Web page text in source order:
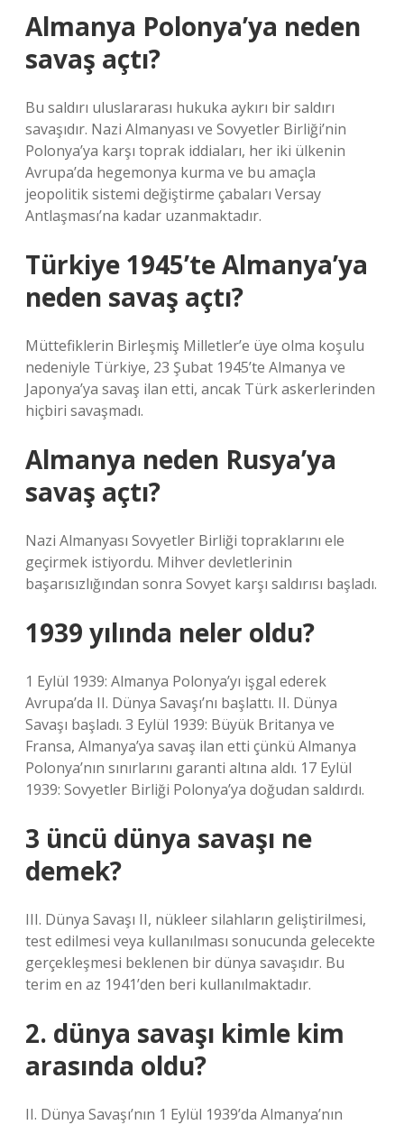
Almanya Polonya’ya neden
savaş açtı?
Bu saldırı uluslararası hukuka aykırı bir saldırı
savaşıdır. Nazi Almanyası ve Sovyetler Birliği’nin
Polonya’ya karşı toprak iddiaları, her iki ülkenin
Avrupa’da hegemonya kurma ve bu amaçla
jeopolitik sistemi değiştirme çabaları Versay
Antlaşması’na kadar uzanmaktadır.
Türkiye 1945’te Almanya’ya
neden savaş açtı?
Müttefiklerin Birleşmiş Milletler’e üye olma koşulu
nedeniyle Türkiye, 23 Şubat 1945’te Almanya ve
Japonya’ya savaş ilan etti, ancak Türk askerlerinden
hiçbiri savaşmadı.
Almanya neden Rusya’ya
savaş açtı?
Nazi Almanyası Sovyetler Birliği topraklarını ele
geçirmek istiyordu. Mihver devletlerinin
başarısızlığından sonra Sovyet karşı saldırısı başladı.
1939 yılında neler oldu?
1 Eylül 1939: Almanya Polonya’yı işgal ederek
Avrupa’da II. Dünya Savaşı’nı başlattı. II. Dünya
Savaşı başladı. 3 Eylül 1939: Büyük Britanya ve
Fransa, Almanya’ya savaş ilan etti çünkü Almanya
Polonya’nın sınırlarını garanti altına aldı. 17 Eylül
1939: Sovyetler Birliği Polonya’ya doğudan saldırdı.
3 üncü dünya savaşı ne
demek?
III. Dünya Savaşı II, nükleer silahların geliştirilmesi,
test edilmesi veya kullanılması sonucunda gelecekte
gerçekleşmesi beklenen bir dünya savaşıdır. Bu
terim en az 1941’den beri kullanılmaktadır.
2. dünya savaşı kimle kim
arasında oldu?
II. Dünya Savaşı’nın 1 Eylül 1939’da Almanya’nın